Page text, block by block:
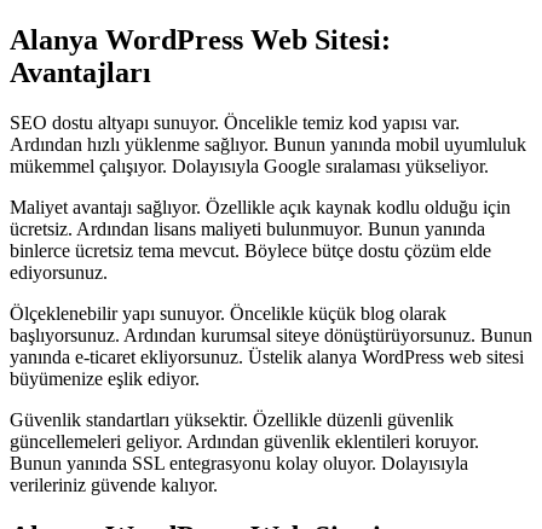
Alanya WordPress Web Sitesi:
Avantajları
SEO dostu altyapı sunuyor. Öncelikle temiz kod yapısı var.
Ardından hızlı yüklenme sağlıyor. Bunun yanında mobil uyumluluk
mükemmel çalışıyor. Dolayısıyla Google sıralaması yükseliyor.
Maliyet avantajı sağlıyor. Özellikle açık kaynak kodlu olduğu için
ücretsiz. Ardından lisans maliyeti bulunmuyor. Bunun yanında
binlerce ücretsiz tema mevcut. Böylece bütçe dostu çözüm elde
ediyorsunuz.
Ölçeklenebilir yapı sunuyor. Öncelikle küçük blog olarak
başlıyorsunuz. Ardından kurumsal siteye dönüştürüyorsunuz. Bunun
yanında e-ticaret ekliyorsunuz. Üstelik alanya WordPress web sitesi
büyümenize eşlik ediyor.
Güvenlik standartları yüksektir. Özellikle düzenli güvenlik
güncellemeleri geliyor. Ardından güvenlik eklentileri koruyor.
Bunun yanında SSL entegrasyonu kolay oluyor. Dolayısıyla
verileriniz güvende kalıyor.